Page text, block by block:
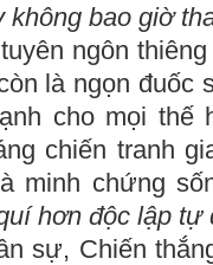
bao giờ
ngôn
là ngọn đuốc
cho mọi thế
chiến tranh
minh chứng
hơn độc lập tự
sự, Chiến